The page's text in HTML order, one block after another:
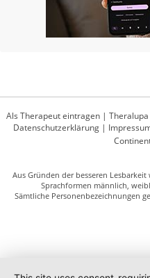
Als Therapeut eintragen |
Datenschutzerklärung|
Aus Gründen der besseren
Sprachformen männlich,
Sämtliche Personenbezeichnungen